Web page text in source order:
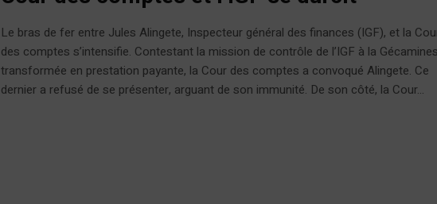
Le bras de fer entre Jules Alingete, Inspecteur général des finances (IGF), et la
des comptes s’intensifie. Contestant la mission de contrôle de l’IGF à la Gécamines
transformée en prestation payante, la Cour des comptes a convoqué Alingete. Ce
dernier a refusé de se présenter, arguant de son immunité. De son côté, la Cour...